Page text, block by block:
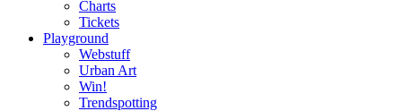
Charts
Tickets
Playground
Webstuff
Urban Art
Win!
Trendspotting